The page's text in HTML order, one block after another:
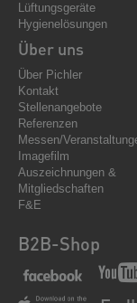
Lüftungsgeräte
Hygienelösungen
Über uns
Über Pichler
Kontakt
Stellenangebote
Referenzen
Messen/
Imagefilm
Auszeichnungen &
Mitgliedschaften
F&E
B2B-Shop